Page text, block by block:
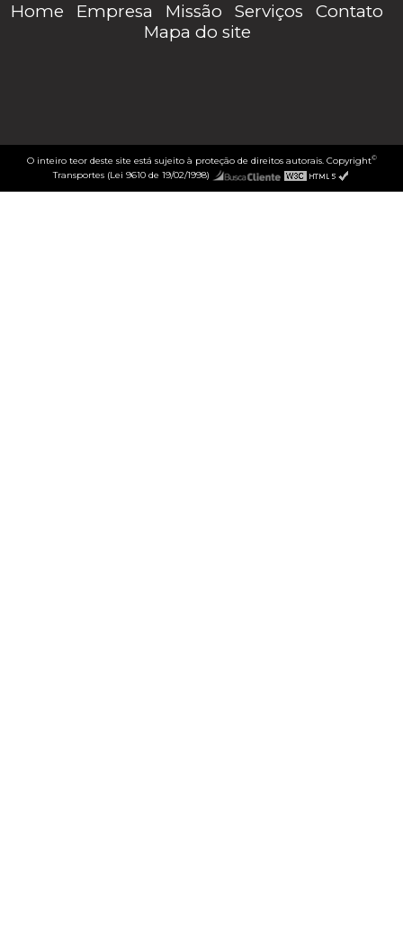
Home Empresa Missão Serviços
Contato
Mapa do site
O inteiro teor deste site está sujeito à proteção de direitos autorais. Copyright©
Transportes (Lei 9610 de 19/02/1998)